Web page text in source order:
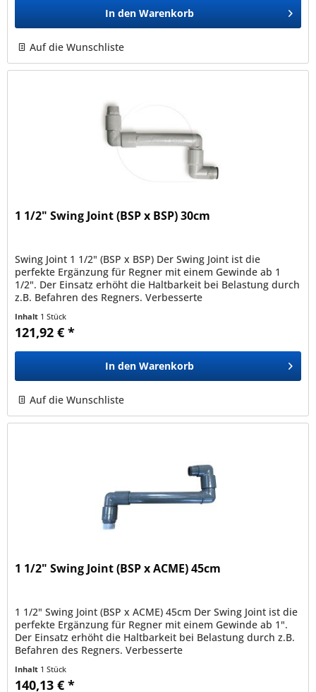
In den Warenkorb
Auf die Wunschliste
1 1/2" Swing Joint (BSP x BSP) 30cm
Swing Joint 1 1/2" (BSP x BSP) Der Swing Joint ist die
perfekte Ergänzung für Regner mit einem Gewinde ab 1
1/2". Der Einsatz erhöht die Haltbarkeit bei Belastung durch
z.B. Befahren des Regners. Verbesserte
Inhalt 1 Stück
121,92 € *
In den Warenkorb
Auf die Wunschliste
1 1/2" Swing Joint (BSP x ACME) 45cm
1 1/2" Swing Joint (BSP x ACME) 45cm Der Swing Joint ist die
perfekte Ergänzung für Regner mit einem Gewinde ab 1".
Der Einsatz erhöht die Haltbarkeit bei Belastung durch z.B.
Befahren des Regners. Verbesserte
Inhalt 1 Stück
140,13 € *